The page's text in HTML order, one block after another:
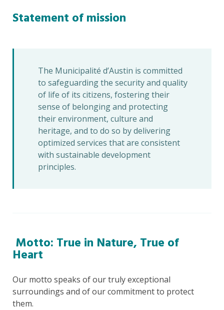
Statement of mission
The Municipalité d’Austin is committed
to safeguarding the security and quality
of life of its citizens, fostering their
sense of belonging and protecting
their environment, culture and
heritage, and to do so by delivering
optimized services that are consistent
with sustainable development
principles.
Motto: True in Nature, True of
Heart
Our motto speaks of our truly exceptional
surroundings and of our commitment to protect
them.